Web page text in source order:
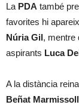
La PDA també
favorites hi
Núria Gil, mentre
aspirants Luca
A la distància
Beñat